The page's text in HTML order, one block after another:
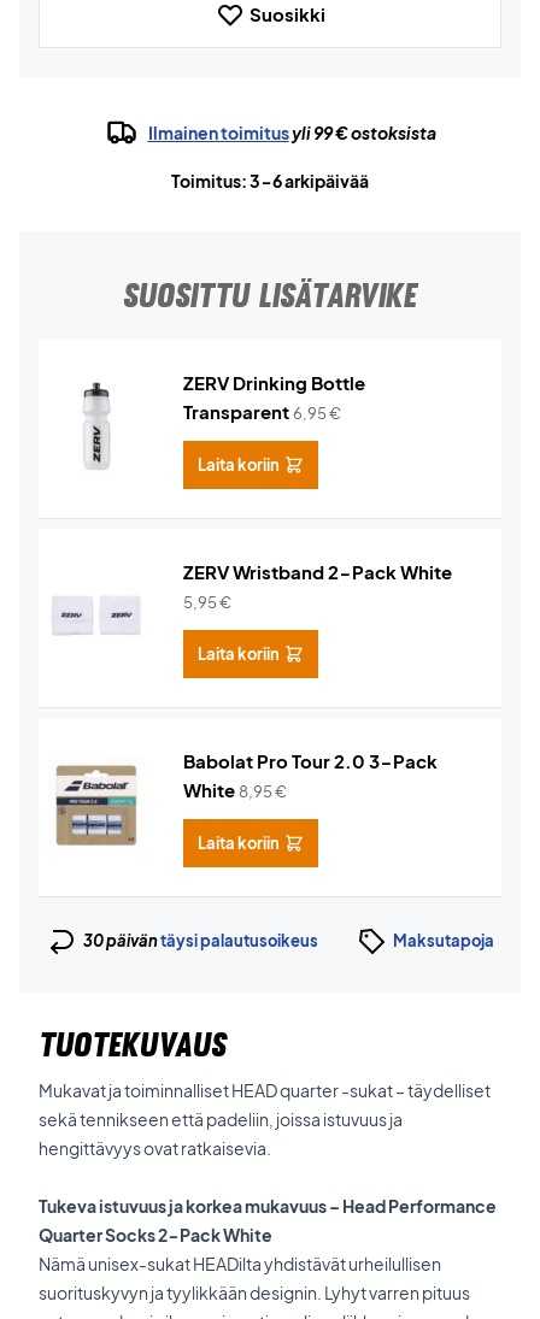
Suosikki
Ilmainen toimitusyli 99 € ostoksista
Toimitus: 3-6 arkipäivää
SUOSITTU LISÄTARVIKE
ZERV Drinking Bottle
Transparent6,95€
Laita koriin
ZERV Wristband 2-Pack White
5,95€
Laita koriin
Babolat Pro Tour 2.0 3-Pack
White 8,95€
Laita koriin
30 päiväntäysi palautusoikeus Maksutapoja
TUOTEKUVAUS
Mukavat ja toiminnalliset HEAD quarter -sukat – täydelliset
sekä tennikseen että padeliin, joissa istuvuus ja
hengittävyys ovat ratkaisevia.
Tukeva istuvuus ja korkea mukavuus – Head Performance
Quarter Socks 2-Pack White
Nämä unisex-sukat HEADilta yhdistävät urheilullisen
suorituskyvyn ja tyylikkään designin. Lyhyt varren pituus